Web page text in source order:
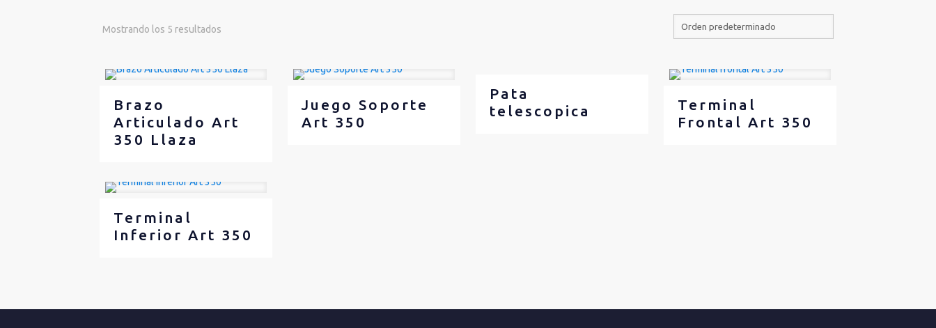
Mostrando los 5 resultados
Brazo
Articulado Art
350 Llaza
Juego Soporte
Art 350
Pata
telescopica
Terminal
Frontal Art 350
Terminal
Inferior Art 350